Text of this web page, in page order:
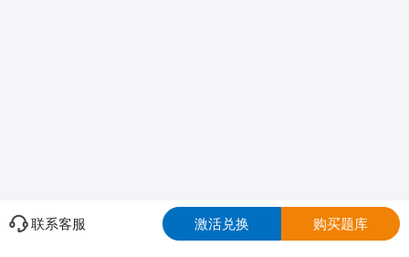
联系客服 激活兑换 购买题库